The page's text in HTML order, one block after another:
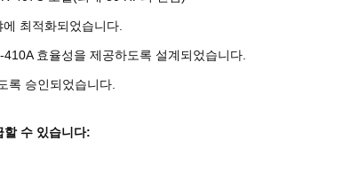
최적화되었습니다.
효율성을 제공하도록 설계되었습니다.
록 승인되었습니다.
할 수 있습니다: